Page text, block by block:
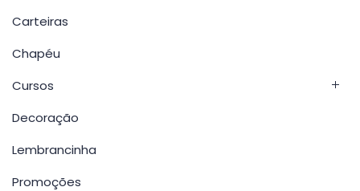
Carteiras
Chapéu
Cursos
Decoração
Lembrancinha
Promoções